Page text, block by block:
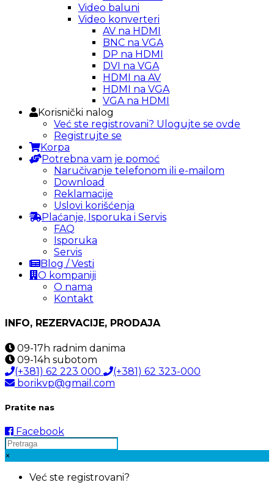
Video baluni
Video konverteri
AV na HDMI
BNC na VGA
DP na HDMI
DVI na VGA
HDMI na AV
HDMI na VGA
VGA na HDMI
Korisnički nalog
Već ste registrovani? Ulogujte se ovde
Registrujte se
Korpa
Potrebna vam je pomoć
Naručivanje telefonom ili e-mailom
Download
Reklamacije
Uslovi korišćenja
Plaćanje, Isporuka i Servis
FAQ
Isporuka
Servis
Blog / Vesti
O kompaniji
O nama
Kontakt
INFO, REZERVACIJE, PRODAJA
09-17h radnim danima
09-14h subotom
(+381) 62 223 000
(+381) 62 323-000
borikvp@gmail.com
Pratite nas
Facebook
×
Već ste registrovani?